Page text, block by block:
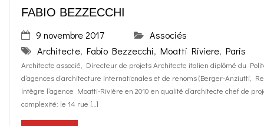
FABIO BEZZECCHI
9 novembre 2017
Associés
Architecte, Fabio Bezzecchi, Moatti Riviere, Paris
Architecte associé, Directeur de projets Architecte italien diplômé du
d’agences d’architecture internationales et de renoms (Berger-Anziutti,
intègre l’agence Moatti-Rivière en 2010 en qualité d’architecte chef de
complexité: le 14 rue […]